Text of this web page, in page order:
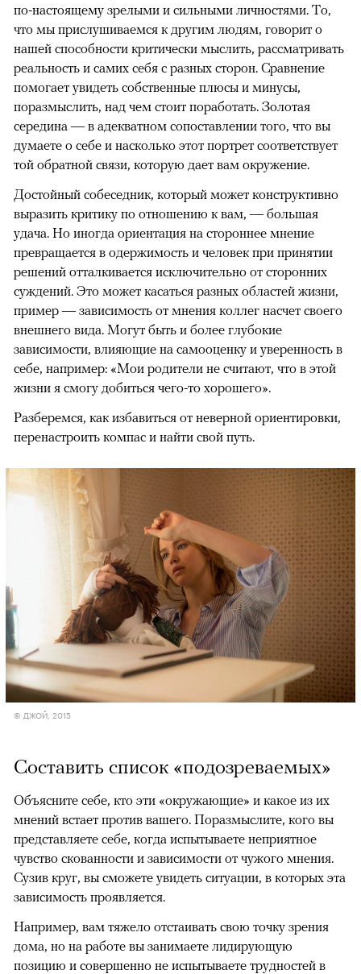
по-настоящему зрелыми и сильными личностями. То,
что мы прислушиваемся к другим людям, говорит о
нашей способности критически мыслить, рассматривать
реальность и самих себя с разных сторон. Сравнение
помогает увидеть собственные плюсы и минусы,
поразмыслить, над чем стоит поработать. Золотая
середина — в адекватном сопоставлении того, что вы
думаете о себе и насколько этот портрет соответствует
той обратной связи, которую дает вам окружение.
Достойный собеседник, который может конструктивно
выразить критику по отношению к вам, — большая
удача. Но иногда ориентация на стороннее мнение
превращается в одержимость и человек при принятии
решений отталкивается исключительно от сторонних
суждений. Это может касаться разных областей жизни,
пример — зависимость от мнения коллег насчет своего
внешнего вида. Могут быть и более глубокие
зависимости, влияющие на самооценку и уверенность в
себе, например: «Мои родители не считают, что в этой
жизни я смогу добиться чего-то хорошего».
Разберемся, как избавиться от неверной ориентировки,
перенастроить компас и найти свой путь.
00:00 / 00:00
© ДЖОЙ, 2015
Составить список «подозреваемых»
Объясните себе, кто эти «окружающие» и какое из их
мнений встает против вашего. Поразмыслите, кого вы
представляете себе, когда испытываете неприятное
чувство скованности и зависимости от чужого мнения.
Сузив круг, вы сможете увидеть ситуации, в которых эта
зависимость проявляется.
Например, вам тяжело отстаивать свою точку зрения
дома, но на работе вы занимаете лидирующую
позицию и совершенно не испытываете трудностей в